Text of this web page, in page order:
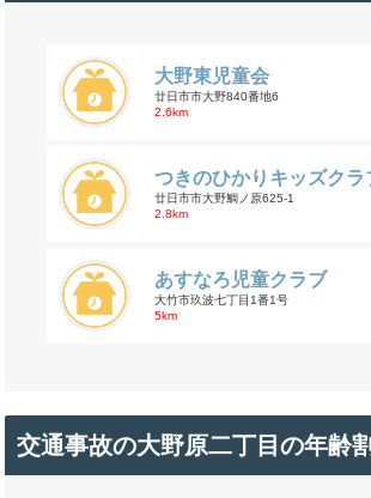
大野東児童会
廿日市市大野840番地6
2.6km
つきのひかりキッズクラ
廿日市市大野鯛ノ原625-1
2.8km
あすなろ児童クラブ
大竹市玖波七丁目1番1号
5km
交通事故の大野原二丁目の年齢